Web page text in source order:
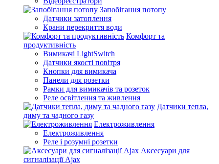
Запобігання потопу
Датчики затоплення
Крани перекриття води
Комфорт та
продуктивність
Вимикачі LightSwitch
Датчики якості повітря
Кнопки для вимикача
Панели для розетки
Рамки для вимикачів та розеток
Реле освітлення та живлення
Датчики тепла,
диму та чадного газу
Електроживлення
Електроживлення
Реле і розумні розетки
Аксесуари для
сигналізації Ajax